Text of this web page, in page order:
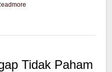
Tidak Paham